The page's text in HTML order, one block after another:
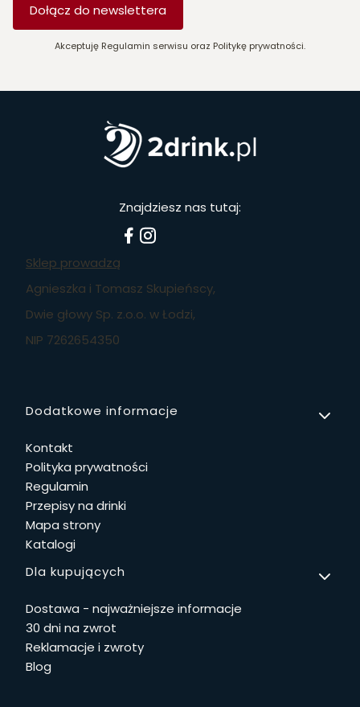
Dołącz do newslettera
Akceptuję Regulamin serwisu oraz Politykę prywatności.
Znajdziesz nas tutaj:
Sklep prowadzą
Agnieszka i Tomasz Skupieńscy,
Dwie głowy Sp. z.o.o. w Łodzi,
NIP 7262654350
Linki w stopce
Dodatkowe informacje
Kontakt
Polityka prywatności
Regulamin
Przepisy na drinki
Mapa strony
Katalogi
Dla kupujących
Dostawa - najważniejsze informacje
30 dni na zwrot
Reklamacje i zwroty
Blog